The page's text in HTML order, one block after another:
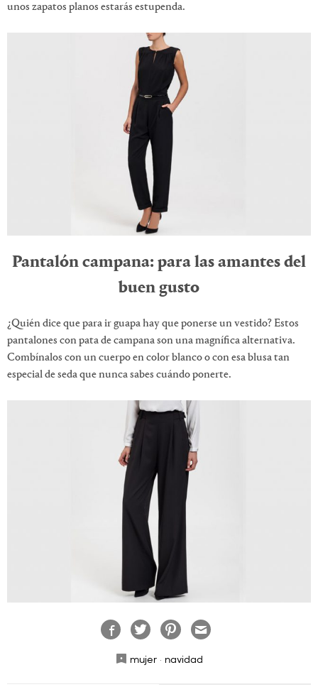
unos zapatos planos estarás estupenda.
Pantalón campana: para las amantes del
buen gusto
¿Quién dice que para ir guapa hay que ponerse un vestido? Estos
pantalones con pata de campana son una magnífica alternativa.
Combínalos con un cuerpo en color blanco o con esa blusa tan
especial de seda que nunca sabes cuándo ponerte.
mujer· navidad